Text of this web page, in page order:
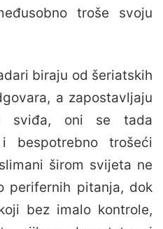
troše svoju
biraju od šeriatskih
a zapostavljaju
oni se tada
bespotrebno trošeći
širom svijeta ne
perifernih pitanja, dok
bez imalo kontrole,